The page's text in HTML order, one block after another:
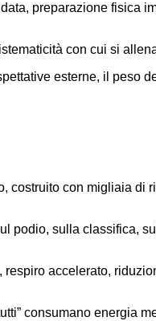
preparazione fisica
con cui si
esterne, il peso
con migliaia di
podio, sulla classifica,
accelerato,
consumano energia